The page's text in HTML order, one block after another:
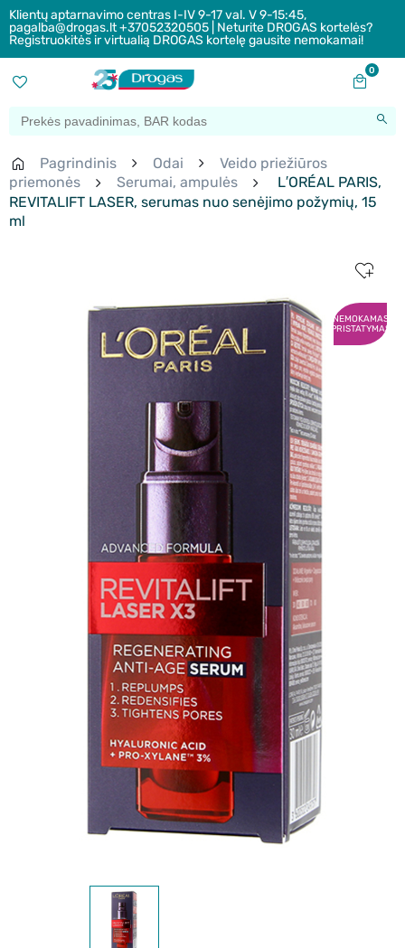
Klientų aptarnavimo centras I-IV 9-17 val. V 9-15:45,
pagalba@drogas.lt +37052320505 | Neturite DROGAS kortelės?
Registruokitės ir virtualią DROGAS kortelę gausite nemokamai!
0
Pagrindinis Odai
Veido priežiūros
priemonės
Serumai, ampulės
L′ORÉAL PARIS,
REVITALIFT LASER, serumas nuo senėjimo požymių, 15
ml
NEMOKAMAS
PRISTATYMAS